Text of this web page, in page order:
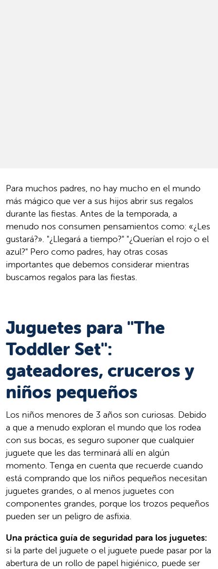
Para muchos padres, no hay mucho en el mundo
más mágico que ver a sus hijos abrir sus regalos
durante las fiestas. Antes de la temporada, a
menudo nos consumen pensamientos como: «¿Les
gustará?». "¿Llegará a tiempo?" "¿Querían el rojo o el
azul?" Pero como padres, hay otras cosas
importantes que debemos considerar mientras
buscamos regalos para las fiestas.
Juguetes para "The
Toddler Set":
gateadores, cruceros y
niños pequeños
Los niños menores de 3 años son curiosas. Debido
a que a menudo exploran el mundo que los rodea
con sus bocas, es seguro suponer que cualquier
juguete que les das terminará allí en algún
momento. Tenga en cuenta que recuerde cuando
está comprando que los niños pequeños necesitan
juguetes grandes, o al menos juguetes con
componentes grandes, porque los trozos pequeños
pueden ser un peligro de asfixia.
Una práctica guía de seguridad para los juguetes:
si la parte del juguete o el juguete puede pasar por la
abertura de un rollo de papel higiénico, puede ser